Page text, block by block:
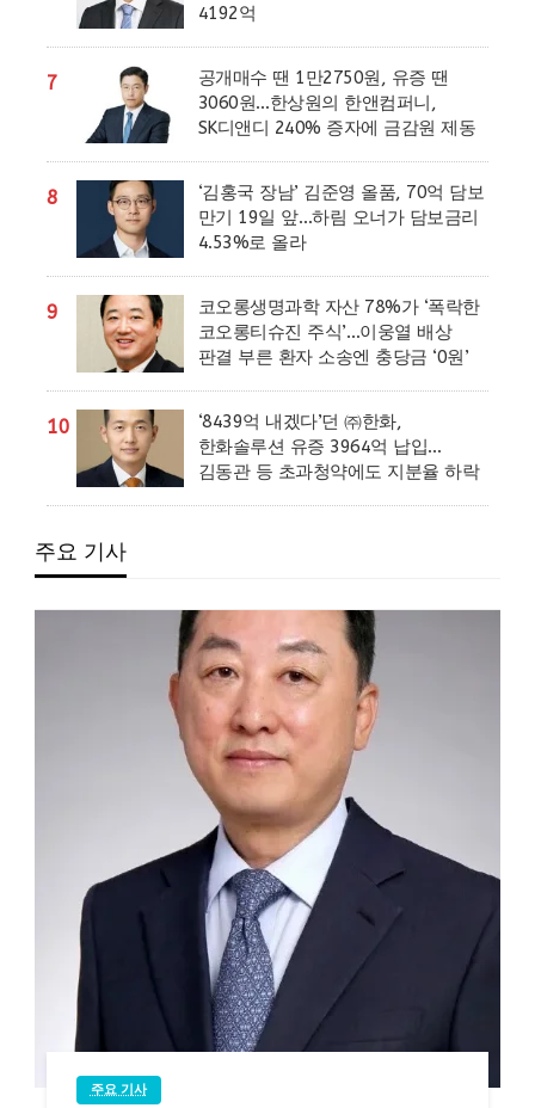
4192억
7
공개매수 땐 1만2750원, 유증 땐
3060원…한상원의 한앤컴퍼니,
SK디앤디 240% 증자에 금감원 제동
8
‘김홍국 장남’ 김준영 올품, 70억 담보
만기 19일 앞…하림 오너가 담보금리
4.53%로 올라
9
코오롱생명과학 자산 78%가 ‘폭락한
코오롱티슈진 주식’…이웅열 배상
판결 부른 환자 소송엔 충당금 ‘0원’
10
‘8439억 내겠다’던 ㈜한화,
한화솔루션 유증 3964억 납입…
김동관 등 초과청약에도 지분율 하락
주요 기사
주요 기사